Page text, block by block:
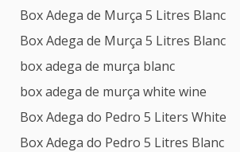
Box Adega de Murça 5 Litres Blanc
Box Adega de Murça 5 Litres Blanc
box adega de murça blanc
box adega de murça white wine
Box Adega do Pedro 5 Liters White
Box Adega do Pedro 5 Litres Blanc